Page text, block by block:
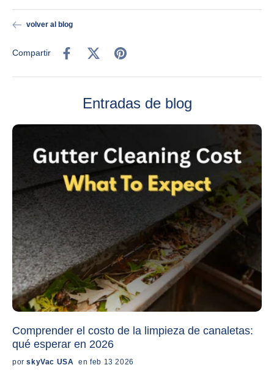
volver al blog
Compartir
Entradas de blog
Comprender el costo de la limpieza de canaletas:
qué esperar en 2026
porskyVac USA en feb 13 2026